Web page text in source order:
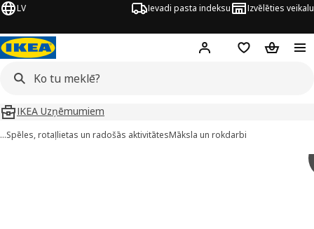
LV Ievadi pasta indeksu Izvēlēties veikalu
Hej! Pierakstīties
PirkumuPirkumu
IKEA Uzņēmumiem
…Spēles, rotaļlietas un radošās aktivitātesMāksla un rokdarbi